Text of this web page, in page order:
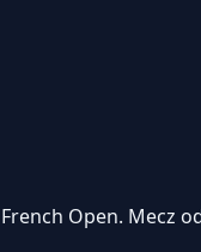
Open. Mecz